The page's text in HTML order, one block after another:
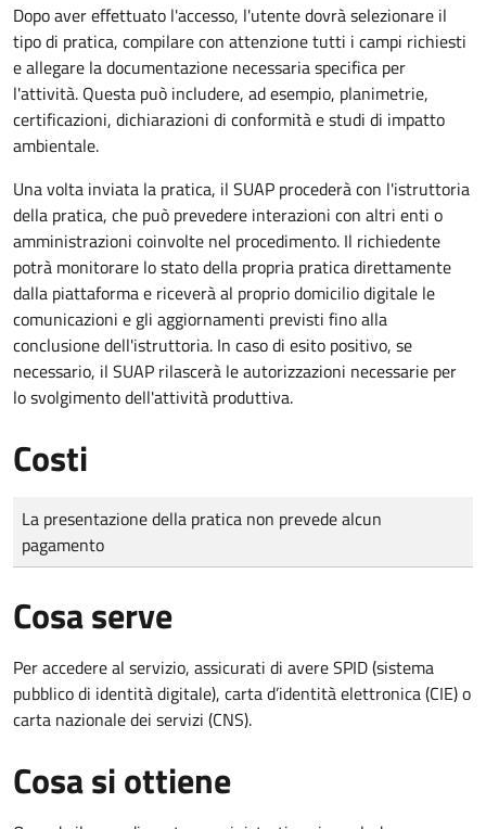
Dopo aver effettuato l'accesso, l'utente dovrà selezionare il
tipo di pratica, compilare con attenzione tutti i campi richiesti
e allegare la documentazione necessaria specifica per
l'attività. Questa può includere, ad esempio, planimetrie,
certificazioni, dichiarazioni di conformità e studi di impatto
ambientale.
Una volta inviata la pratica, il SUAP procederà con l'istruttoria
della pratica, che può prevedere interazioni con altri enti o
amministrazioni coinvolte nel procedimento. Il richiedente
potrà monitorare lo stato della propria pratica direttamente
dalla piattaforma e riceverà al proprio domicilio digitale le
comunicazioni e gli aggiornamenti previsti fino alla
conclusione dell'istruttoria. In caso di esito positivo, se
necessario, il SUAP rilascerà le autorizzazioni necessarie per
lo svolgimento dell'attività produttiva.
Costi
Tipo di pagamento
Importo
La presentazione della pratica non prevede alcun
pagamento
Cosa serve
Per accedere al servizio, assicurati di avere SPID (sistema
pubblico di identità digitale), carta d’identità elettronica (CIE) o
carta nazionale dei servizi (CNS).
Cosa si ottiene